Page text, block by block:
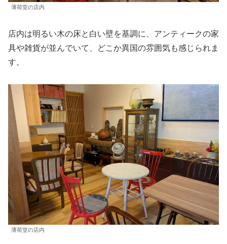
薄荷堂の店内
店内は明るい木の床と白い壁を基調に、アンティークの家
具や雑貨が並んでいて、どこか異国の雰囲気も感じられま
す。
薄荷堂の店内